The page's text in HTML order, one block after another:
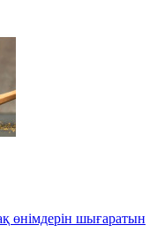
өнімдерін шығаратын